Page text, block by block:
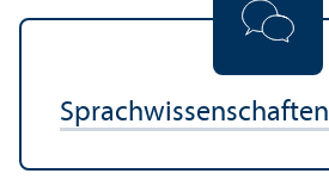
Sprach­wissenschaften